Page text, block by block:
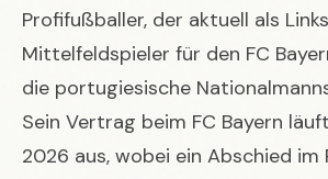
Profifußballer, der aktuell als
Mittelfeldspieler für den FC
die portugiesische
Sein Vertrag beim FC Bayern
2026 aus, wobei ein Abschied im